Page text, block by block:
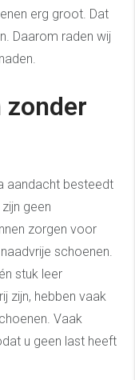
erg groot. Dat
Daarom raden wij
aandacht besteedt
geen
zorgen voor
schoenen.
stuk leer
zijn, hebben vaak
Vaak
u geen last heeft